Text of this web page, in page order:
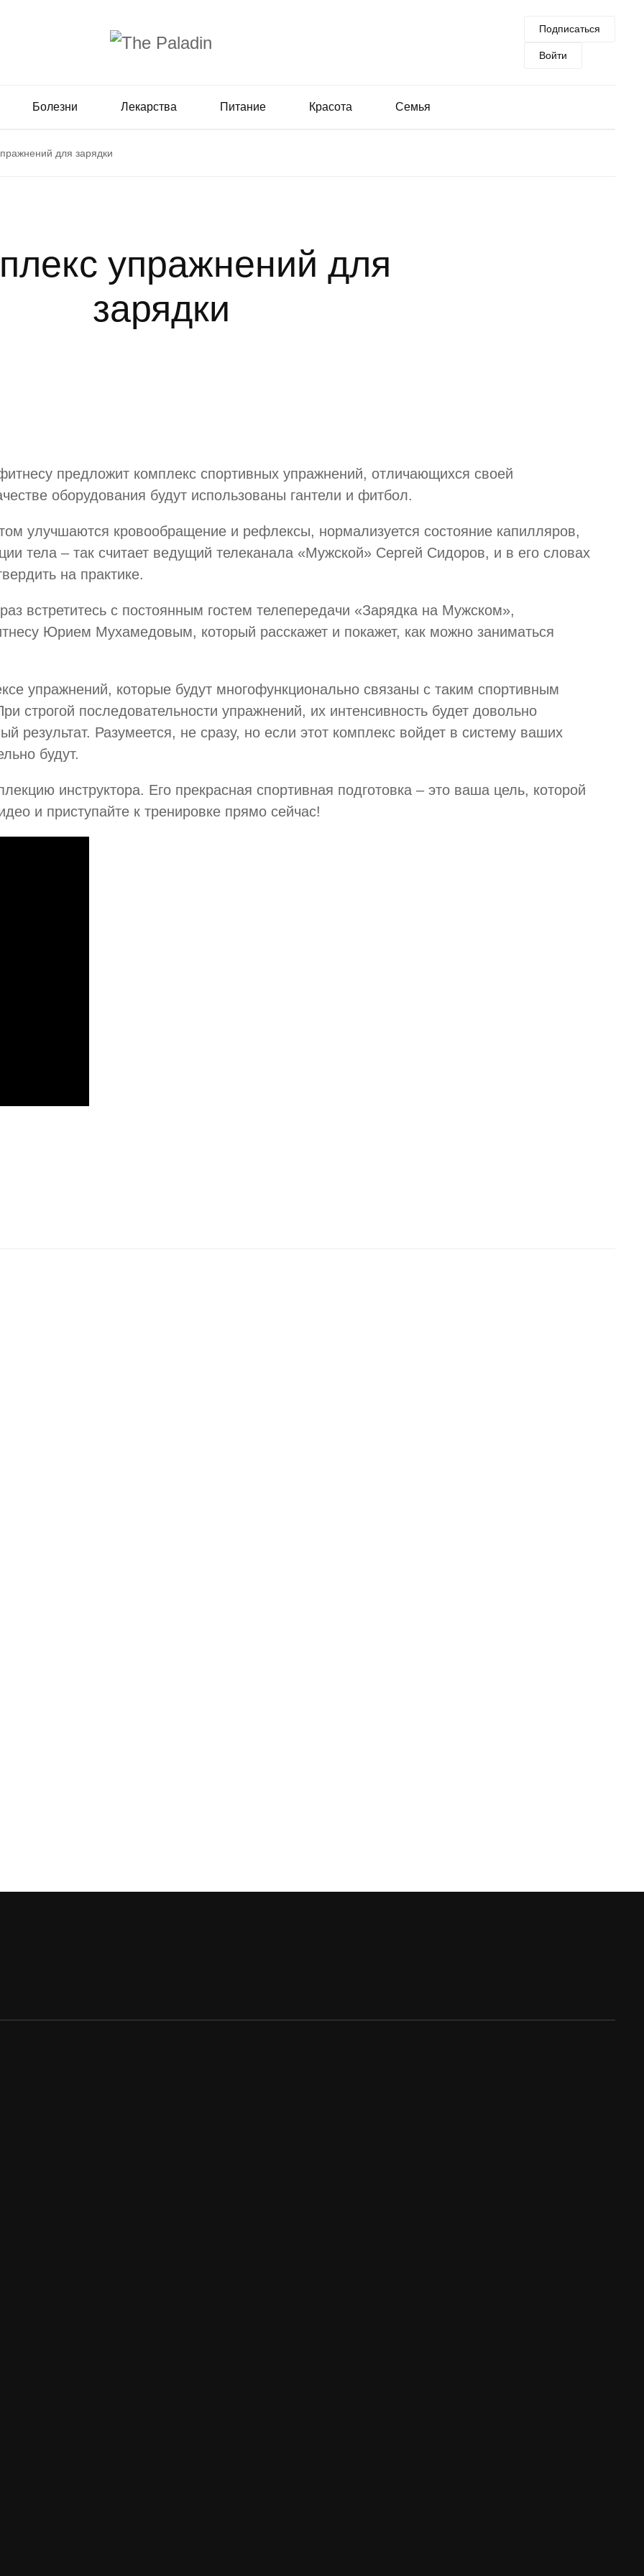
Подписаться
Войти
Болезни Лекарства Питание Красота Семья
для зарядки
упражнений для
зарядки
предложит комплекс спортивных упражнений, отличающихся своей
оборудования будут использованы гантели и фитбол.
улучшаются кровообращение и рефлексы, нормализуется состояние капилляров,
тела – так считает ведущий телеканала «Мужской» Сергей Сидоров, и в его словах
на практике.
встретитесь с постоянным гостем телепередачи «Зарядка на Мужском»,
Юрием Мухамедовым, который расскажет и покажет, как можно заниматься
упражнений, которые будут многофункционально связаны с таким спортивным
строгой последовательности упражнений, их интенсивность будет довольно
результат. Разумеется, не сразу, но если этот комплекс войдет в систему ваших
будут.
инструктора. Его прекрасная спортивная подготовка – это ваша цель, которой
и приступайте к тренировке прямо сейчас!